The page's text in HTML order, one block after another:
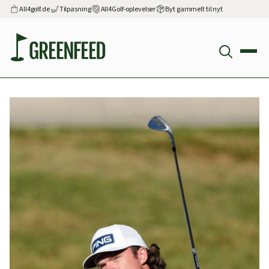
All4golf.de Tilpasning All4Golf-oplevelser Byt gammelt til nyt